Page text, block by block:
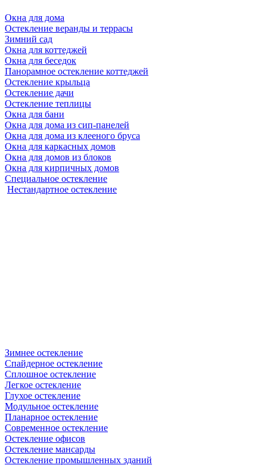
Окна для дома
Остекление веранды и террасы
Зимний сад
Окна для коттеджей
Окна для беседок
Панорамное остекление коттеджей
Остекление крыльца
Остекление дачи
Остекление теплицы
Окна для бани
Окна для дома из сип-панелей
Окна для дома из клееного бруса
Окна для каркасных домов
Окна для домов из блоков
Окна для кирпичных домов
Специальное остекление
Нестандартное остекление
Зимнее остекление
Спайдерное остекление
Сплошное остекление
Легкое остекление
Глухое остекление
Модульное остекление
Планарное остекление
Современное остекление
Остекление офисов
Остекление мансарды
Остекление промышленных зданий